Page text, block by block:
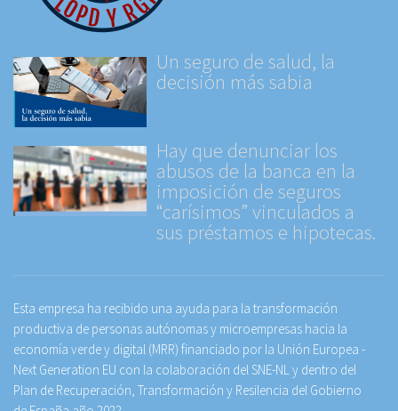
Un seguro de salud, la
decisión más sabia
Hay que denunciar los
abusos de la banca en la
imposición de seguros
“carísimos” vinculados a
sus préstamos e hipotecas.
Esta empresa ha recibido una ayuda para la transformación
productiva de personas autónomas y microempresas hacia la
economía verde y digital (MRR) financiado por la Unión Europea -
Next Generation EU con la colaboración del SNE-NL y dentro del
Plan de Recuperación, Transformación y Resilencia del Gobierno